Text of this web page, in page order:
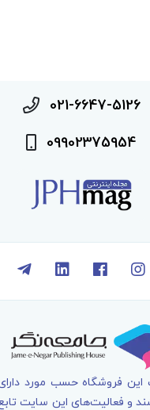
021-6647-5126
09902375954
فروشگاه حسب مورد
و فعاليت‌های اين سايت